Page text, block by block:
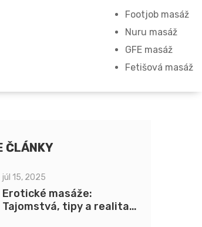
Footjob masáž
Nuru masáž
GFE masáž
Fetišová masáž
ČLÁNKY
júl 15, 2025
Erotické masáže:
Tajomstvá, tipy a realita